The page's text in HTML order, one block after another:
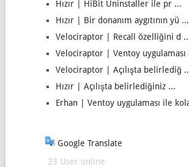
Hızır | HiBit Uninstaller ile pr ...
Hızır | Bir donanım aygıtının yü ...
Velociraptor | Recall özelliğini d
Velociraptor | Ventoy uygulaması
Velociraptor | Açılışta belirlediğ
Hızır | Açılışta belirlediğiniz ...
Erhan | Ventoy uygulaması ile
Google Translate
23 User online